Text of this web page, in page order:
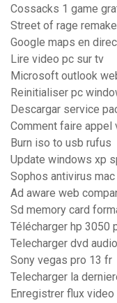
Cossacks 1 game
Street of rage
Google maps en
Lire video pc sur tv
Microsoft outlook
Reinitialiser pc
Descargar service
Comment faire
Burn iso to usb rufus
Update windows xp
Sophos antivirus
Ad aware web
Sd memory card
Télécharger hp 3050
Telecharger dvd
Sony vegas pro 13 fr
Telecharger la
Enregistrer flux